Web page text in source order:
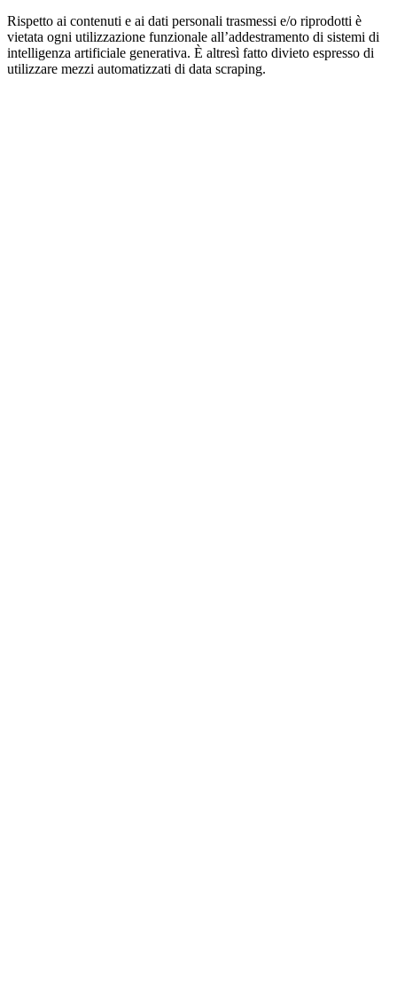
Rispetto ai contenuti e ai dati personali trasmessi e/o riprodotti è
vietata ogni utilizzazione funzionale all’addestramento di sistemi di
intelligenza artificiale generativa. È altresì fatto divieto espresso di
utilizzare mezzi automatizzati di data scraping.